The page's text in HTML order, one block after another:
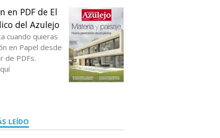
en PDF de El
del Azulejo
cuando quieras
en Papel desde
de PDFs.
LEÍDO